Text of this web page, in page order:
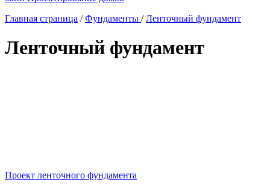
Главная страница / Фундаменты / Ленточный фундамент
Ленточный фундамент
Проект ленточного фундамента